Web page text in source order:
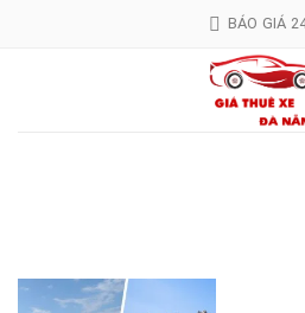
BÁO GIÁ